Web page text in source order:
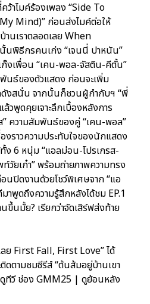
าไมค์ร้องเพลง “Side To
My Mind)” ก่อนส่งไมค์ต่อให้
านเราตลอดเลย When
นพิธีกรคนเก่ง “เจนนี่ ปาหนัน”
งเพื่อน “เคน-พอล-จัสติน-คีตั้น”
นธ์ของตัวแสดง ก่อนจะเพิ่ม
ดังสนั่น จากนั้นก็ชวนผู้กำกับฯ “พี่
วพูดคุยเจาะลึกเบื้องหลังการ
” ความสัมพันธ์ของคู่ “เคน-พอล”
งราวความประทับใจของนักแสดง
ง 6 หนุ่ม “แอลม่อน-โปรเกรส-
ยเก๋า” พร้อมถ่ายภาพความทรง
ปิดงานด้วยโชว์พิเศษจาก “แอ
าพูดถึงความรู้สึกหลังได้ชม EP.1
นมั้ย? เรียกว่าจัดเสิร์ฟส่งท้าย
ย First Fall, First Love” ได้
ตามชมซีรีส์ “ต้นส้มอยู่บ้านเขา
ดูทีวี ช่อง GMM25 | ดูย้อนหลัง